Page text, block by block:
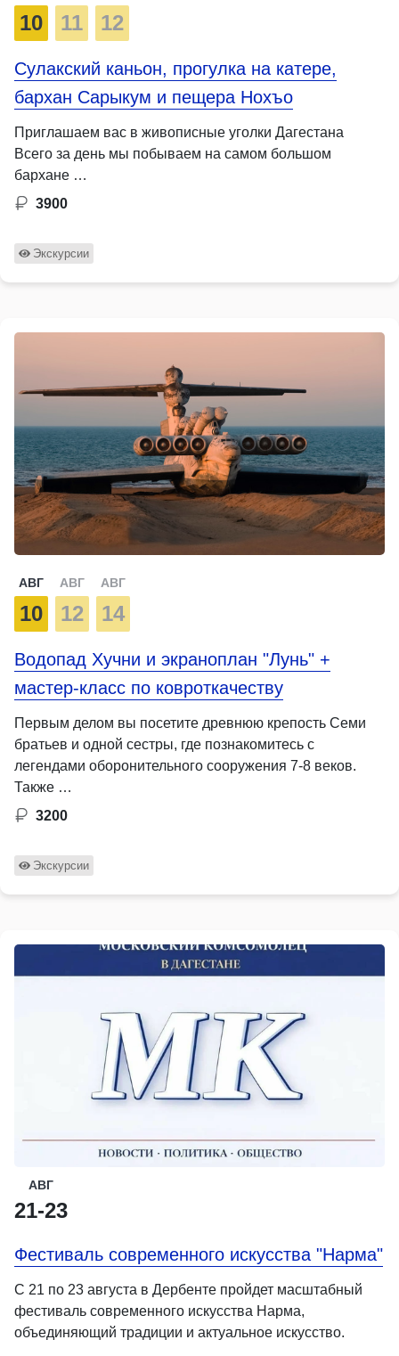
10 11 12
Сулакский каньон, прогулка на катере,
бархан Сарыкум и пещера Нохъо
Приглашаем вас в живописные уголки Дагестана
Всего за день мы побываем на самом большом
бархане …
3900
Экскурсии
АВГ
10
АВГ
12
АВГ
14
Водопад Хучни и экраноплан "Лунь" +
мастер-класс по ковроткачеству
Первым делом вы посетите древнюю крепость Семи
братьев и одной сестры, где познакомитесь с
легендами оборонительного сооружения 7-8 веков.
Также …
3200
Экскурсии
АВГ
21-23
Фестиваль современного искусства "Нарма"
С 21 по 23 августа в Дербенте пройдет масштабный
фестиваль современного искусства Нарма,
объединяющий традиции и актуальное искусство.